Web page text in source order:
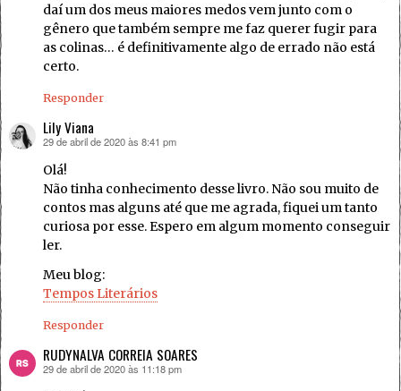
daí um dos meus maiores medos vem junto com o
gênero que também sempre me faz querer fugir para
as colinas… é definitivamente algo de errado não está
certo.
Responder
Lily Viana
disse:
29 de abril de 2020 às 8:41 pm
Olá!
Não tinha conhecimento desse livro. Não sou muito de
contos mas alguns até que me agrada, fiquei um tanto
curiosa por esse. Espero em algum momento conseguir
ler.
Meu blog:
Tempos Literários
Responder
RUDYNALVA CORREIA SOARES
disse:
29 de abril de 2020 às 11:18 pm